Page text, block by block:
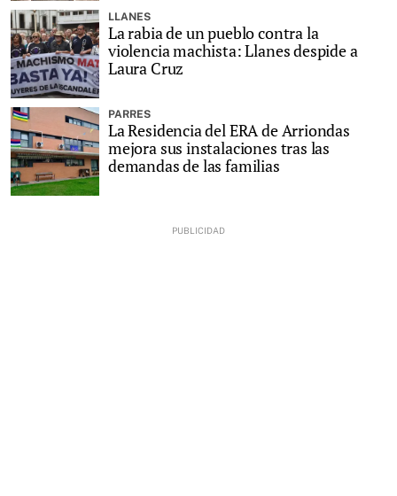
LLANES
La rabia de un pueblo contra la
violencia machista: Llanes despide a
Laura Cruz
PARRES
La Residencia del ERA de Arriondas
mejora sus instalaciones tras las
demandas de las familias